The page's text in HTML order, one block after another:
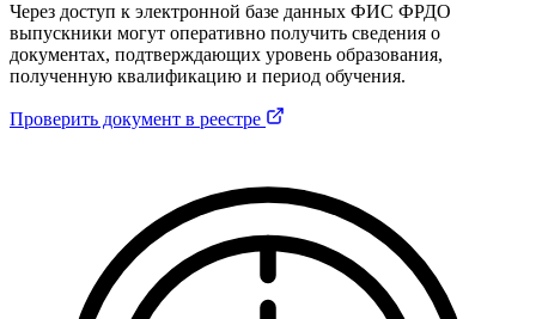
Через доступ к электронной базе данных ФИС ФРДО
выпускники могут оперативно получить сведения о
документах, подтверждающих уровень образования,
полученную квалификацию и период обучения.
Проверить документ в реестре